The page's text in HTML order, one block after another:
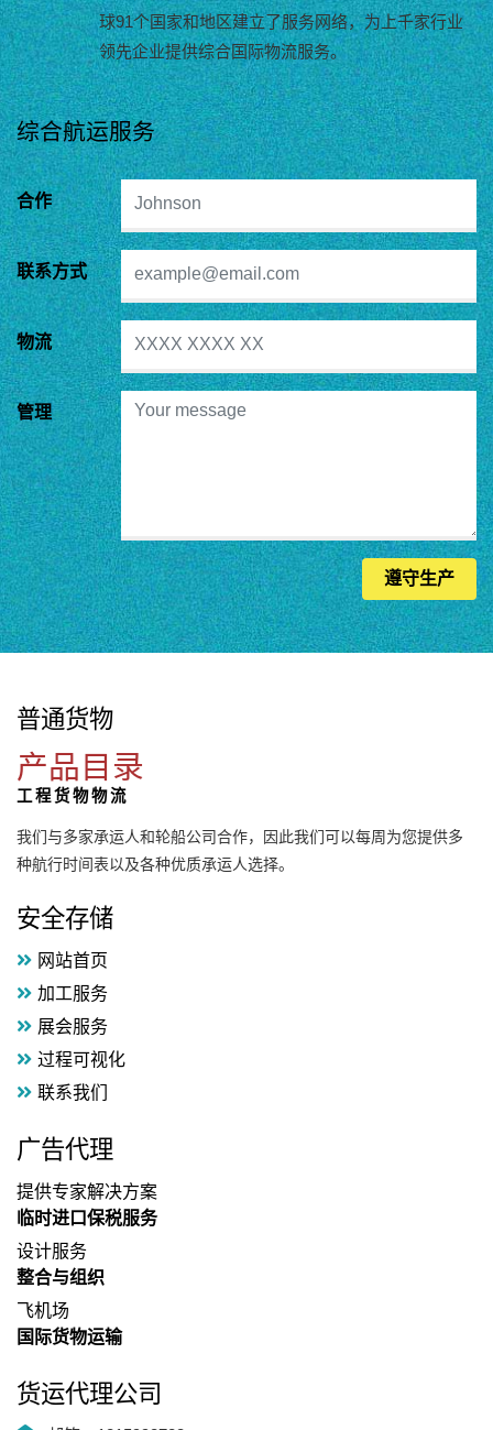
综合航运服务
合作
联系方式
物流
管理
普通货物
产品目录
工程货物物流
我们与多家承运人和轮船公司合作，因此我们可以每周为您提供多
种航行时间表以及各种优质承运人选择。
安全存储
加工服务
展会服务
过程可视化
联系我们
广告代理
临时进口保税服务
设计服务
整合与组织
飞机场
国际货物运输
货运代理公司